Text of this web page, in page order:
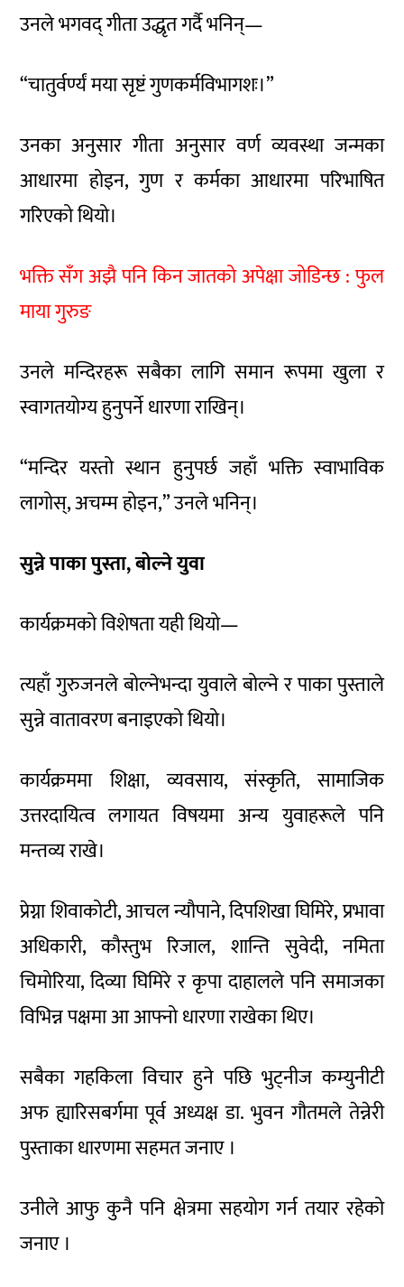
उनले भगवद् गीता उद्धृत गर्दै भनिन्—
“चातुर्वर्ण्यं मया सृष्टं गुणकर्मविभागशः।”
उनका अनुसार गीता अनुसार वर्ण व्यवस्था जन्मका
आधारमा होइन, गुण र कर्मका आधारमा परिभाषित
गरिएको थियो।
भक्ति सँग अझै पनि किन जातको अपेक्षा जोडिन्छ : फुल
माया गुरुङ
उनले मन्दिरहरू सबैका लागि समान रूपमा खुला र
स्वागतयोग्य हुनुपर्ने धारणा राखिन्।
“मन्दिर यस्तो स्थान हुनुपर्छ जहाँ भक्ति स्वाभाविक
लागोस्, अचम्म होइन,” उनले भनिन्।
सुन्ने पाका पुस्ता, बोल्ने युवा
कार्यक्रमको विशेषता यही थियो—
त्यहाँ गुरुजनले बोल्नेभन्दा युवाले बोल्ने र पाका पुस्ताले
सुन्ने वातावरण बनाइएको थियो।
कार्यक्रममा शिक्षा, व्यवसाय, संस्कृति, सामाजिक
उत्तरदायित्व लगायत विषयमा अन्य युवाहरूले पनि
मन्तव्य राखे।
प्रेग्ना शिवाकोटी, आचल न्यौपाने, दिपशिखा घिमिरे, प्रभावा
अधिकारी, कौस्तुभ रिजाल, शान्ति सुवेदी, नमिता
चिमोरिया, दिव्या घिमिरे र कृपा दाहालले पनि समाजका
विभिन्न पक्षमा आ आफ्नो धारणा राखेका थिए।
सबैका गहकिला विचार हुने पछि भुट्नीज कम्युनीटी
अफ ह्यारिसबर्गमा पूर्व अध्यक्ष डा. भुवन गौतमले तेन्नेरी
पुस्ताका धारणमा सहमत जनाए ।
उनीले आफु कुनै पनि क्षेत्रमा सहयोग गर्न तयार रहेको
जनाए ।